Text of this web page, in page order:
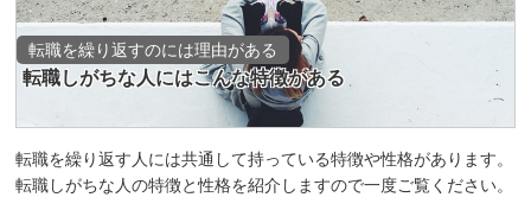
転職を繰り返すのには理由がある
転職しがちな人にはこんな特徴がある
転職を繰り返す人には共通して持っている特徴や性格があります。
転職しがちな人の特徴と性格を紹介しますので一度ご覧ください。